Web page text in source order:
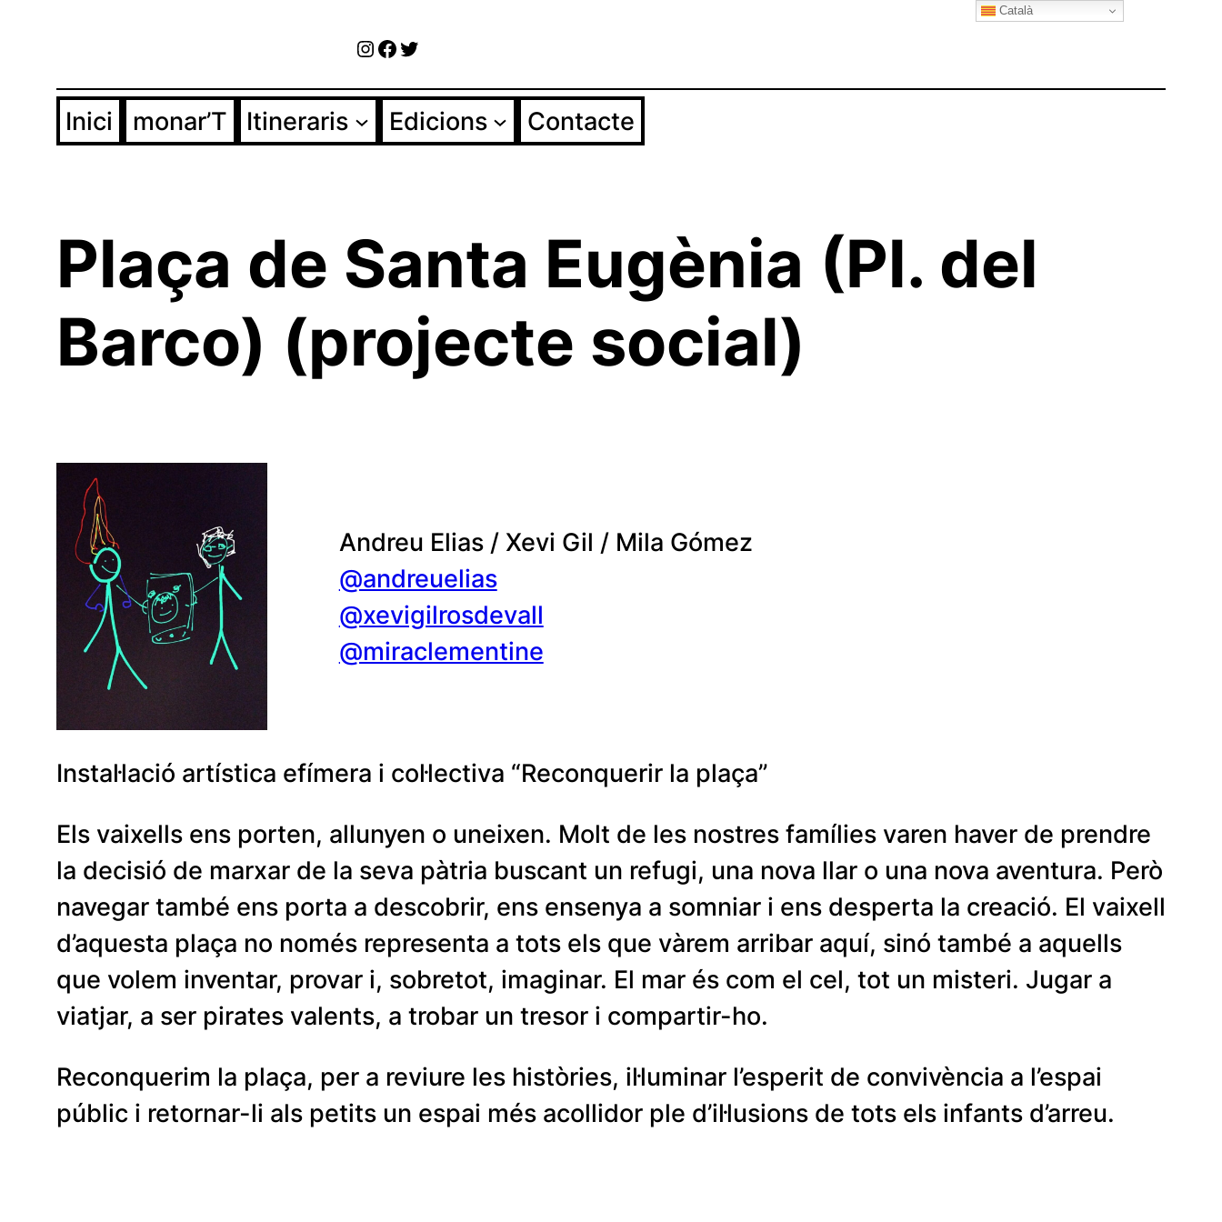
contingut
Instagram
Facebook
Twitter
Inici monar’T Itineraris Edicions Contacte
Plaça de Santa Eugènia (Pl. del
Barco) (projecte social)
Andreu Elias / Xevi Gil / Mila Gómez
@andreuelias
@xevigilrosdevall
@miraclementine
Instal·lació artística efímera i col·lectiva “Reconquerir la plaça”
Els vaixells ens porten, allunyen o uneixen. Molt de les nostres famílies varen haver de prendre
la decisió de marxar de la seva pàtria buscant un refugi, una nova llar o una nova aventura. Però
navegar també ens porta a descobrir, ens ensenya a somniar i ens desperta la creació. El vaixell
d’aquesta plaça no només representa a tots els que vàrem arribar aquí, sinó també a aquells
que volem inventar, provar i, sobretot, imaginar. El mar és com el cel, tot un misteri. Jugar a
viatjar, a ser pirates valents, a trobar un tresor i compartir-ho.
Reconquerim la plaça, per a reviure les històries, il·luminar l’esperit de convivència a l’espai
públic i retornar-li als petits un espai més acollidor ple d’il·lusions de tots els infants d’arreu.
Català